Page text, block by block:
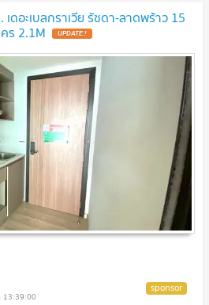
ดอะเบลกราเวีย รัชดา-ลาดพร้าว 15
ร 2.1M